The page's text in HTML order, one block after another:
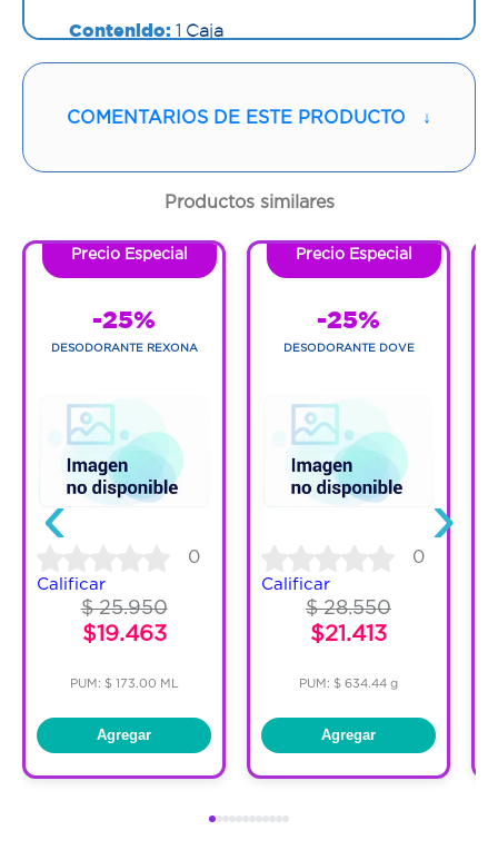
Contenido: 1 Caja
COMENTARIOS DE ESTE PRODUCTO ↓
Productos similares
‹
Precio Especial
-25%
DESODORANTE REXONA
0
Calificar
$ 25.950
$19.463
PUM: $ 173.00 ML
Agregar
Precio Especial
-25%
DESODORANTE DOVE
0
Calificar
$ 28.550
$21.413
PUM: $ 634.44 g
Agregar
›